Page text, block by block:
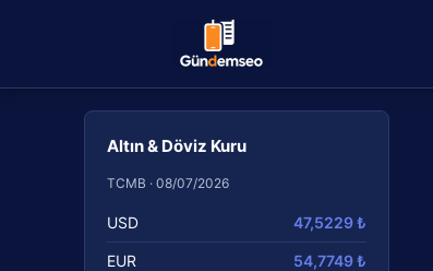
Altın & Döviz Kuru
TCMB · 08/07/2026
USD 47,5229 ₺
EUR 54,7749 ₺